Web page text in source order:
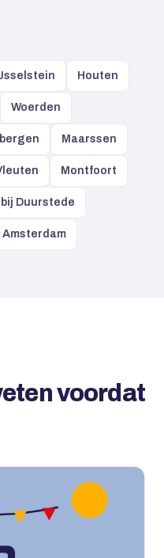
Houten
Woerden
Maarssen
Montfoort
Duurstede
Amsterdam
voordat